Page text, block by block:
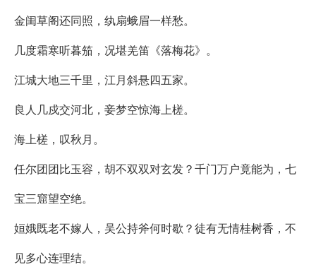
金闺草阁还同照，纨扇蛾眉一样愁。
几度霜寒听暮笳，况堪羌笛《落梅花》。
江城大地三千里，江月斜悬四五家。
良人几戍交河北，妾梦空惊海上槎。
海上槎，叹秋月。
任尔团团比玉容，胡不双双对玄发？千门万户竟能为，七
宝三窟望空绝。
姮娥既老不嫁人，吴公持斧何时歇？徒有无情桂树香，不
见多心连理结。